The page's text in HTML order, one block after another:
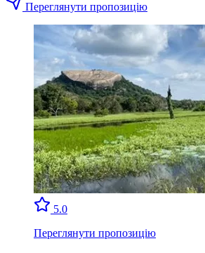
Переглянути пропозицію
5.0
Переглянути пропозицію